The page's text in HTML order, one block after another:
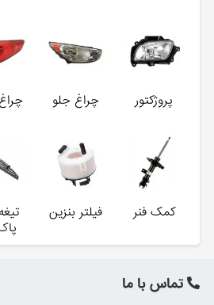
پروژکتور چراغ جلو
کمک فنر فیلتر بنزین
تماس با ما